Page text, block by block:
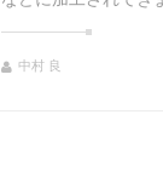
中村 良